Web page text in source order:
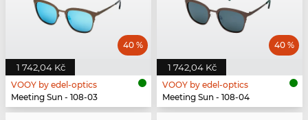
1 742,04 Kč
40 %
VOOY by edel-optics
Meeting Sun - 108-03
1 742,04 Kč
40 %
VOOY by edel-optics
Meeting Sun - 108-04